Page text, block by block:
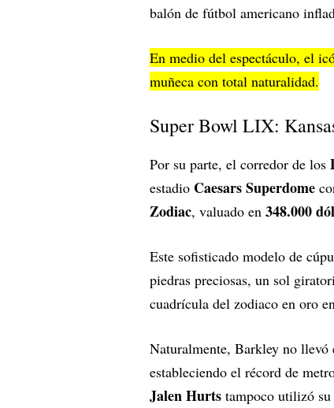
balón de fútbol americano
En medio del espectáculo, el
muñeca con total naturalidad.
Super Bowl LIX:
Por su parte, el corredor de los
estadio Caesars Superdome
Zodiac, valuado en 348.000
Este sofisticado modelo de
piedras preciosas, un sol
cuadrícula del zodiaco en oro
Naturalmente, Barkley no llevó
estableciendo el récord de
Jalen Hurts tampoco utilizó su